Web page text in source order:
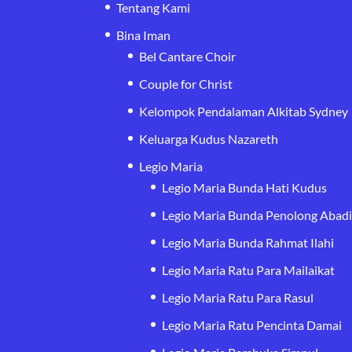
Tentang Kami
Bina Iman
Bel Cantare Choir
Couple for Christ
Kelompok Pendalaman Alkitab Sydney
Keluarga Kudus Nazareth
Legio Maria
Legio Maria Bunda Hati Kudus
Legio Maria Bunda Penolong Abadi
Legio Maria Bunda Rahmat Ilahi
Legio Maria Ratu Para Mailaikat
Legio Maria Ratu Para Rasul
Legio Maria Ratu Pencinta Damai